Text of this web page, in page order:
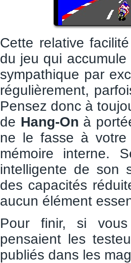
Cette relative
du jeu qui
sympathique par
régulièrement,
Pensez donc à
de Hang-On à
ne le fasse à
mémoire interne.
intelligente de son
des capacités
aucun élément
Pour finir, si
pensaient les
publiés dans les